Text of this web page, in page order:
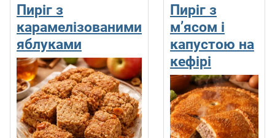
Пиріг з
карамелізованими
яблуками
Пиріг з
м’ясом і
капустою на
кефірі